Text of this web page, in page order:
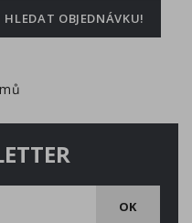
HLEDAT OBJEDNÁVKU!